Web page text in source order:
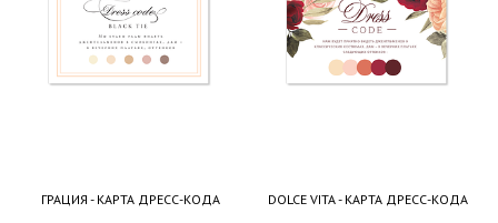
ГРАЦИЯ - КАРТА ДРЕСС-КОДА DOLCE VITA - КАРТА ДРЕСС-КОДА